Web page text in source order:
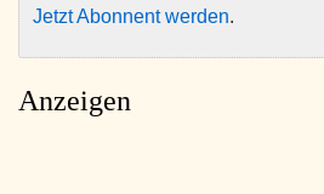
Jetzt Abonnent werden.
Anzeigen